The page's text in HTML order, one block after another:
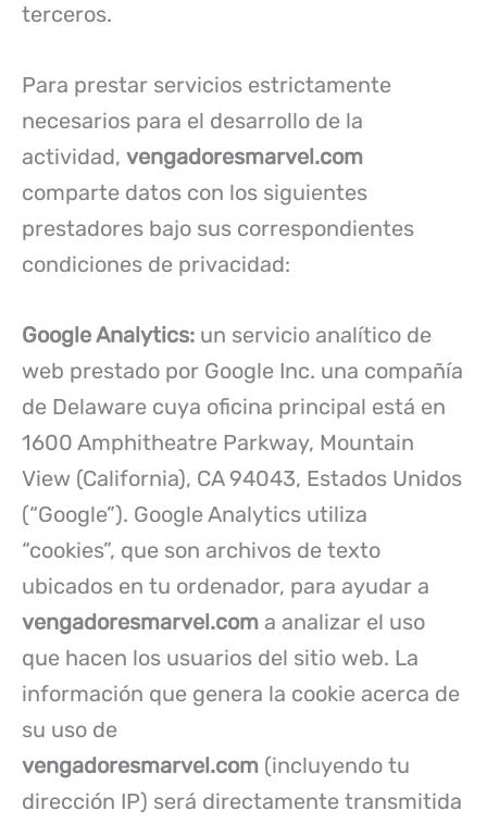
terceros.
Para prestar servicios estrictamente
necesarios para el desarrollo de la
actividad, vengadoresmarvel.com
comparte datos con los siguientes
prestadores bajo sus correspondientes
condiciones de privacidad:
Google Analytics: un servicio analítico de
web prestado por Google Inc. una compañía
de Delaware cuya oficina principal está en
1600 Amphitheatre Parkway, Mountain
View (California), CA 94043, Estados Unidos
(“Google”). Google Analytics utiliza
“cookies”, que son archivos de texto
ubicados en tu ordenador, para ayudar a
vengadoresmarvel.com a analizar el uso
que hacen los usuarios del sitio web. La
información que genera la cookie acerca de
su uso de
vengadoresmarvel.com (incluyendo tu
dirección IP) será directamente transmitida